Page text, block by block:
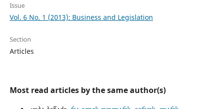
Issue
Vol. 6 No. 1 (2013): Business and Legislation
Section
Articles
Most read articles by the same author(s)